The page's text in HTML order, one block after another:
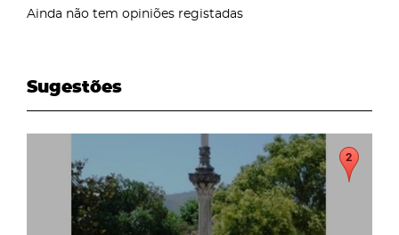
Ainda não tem opiniões registadas
Sugestões